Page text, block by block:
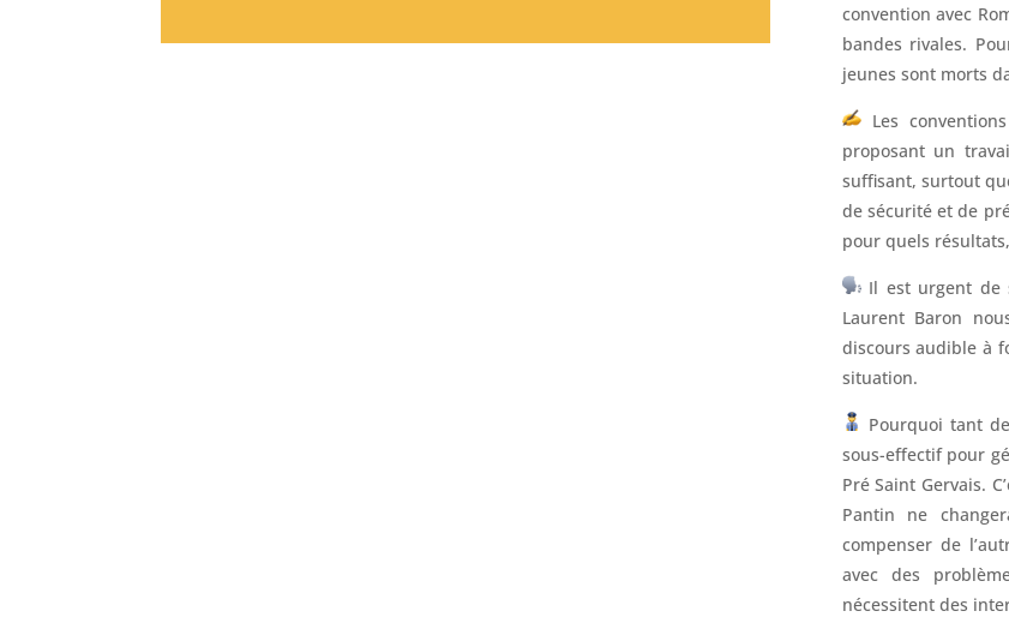
convention avec
bandes rivales.
jeunes sont morts
Les
proposant un
suffisant, surtout
de sécurité et de
pour quels
Il est urgent de
Laurent Baron
discours audible à
situation.
Pourquoi tant
sous-effectif pour
Pré Saint Gervais.
Pantin ne
compenser de
avec des
nécessitent des